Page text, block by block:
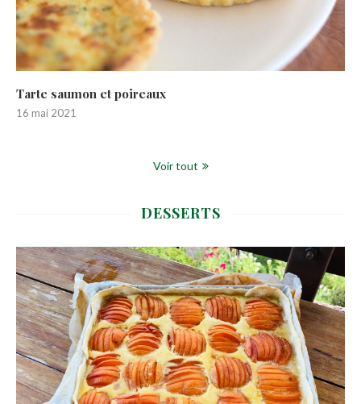
Tarte saumon et poireaux
16 mai 2021
Voir tout
DESSERTS